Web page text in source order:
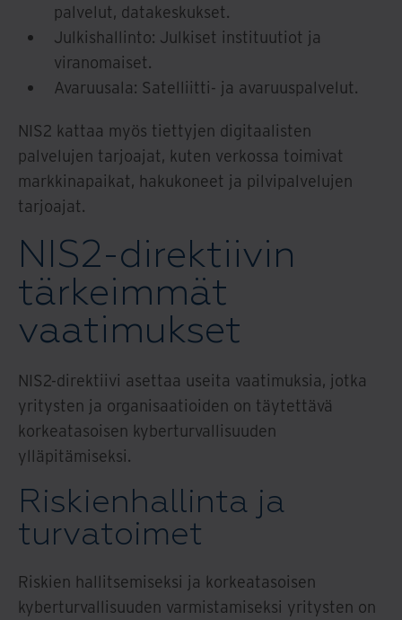
palvelut, datakeskukset.
Julkishallinto: Julkiset instituutiot ja
viranomaiset.
Avaruusala: Satelliitti- ja avaruuspalvelut.
NIS2 kattaa myös tiettyjen digitaalisten
palvelujen tarjoajat, kuten verkossa toimivat
markkinapaikat, hakukoneet ja pilvipalvelujen
tarjoajat.
NIS2-direktiivin
tärkeimmät
vaatimukset
NIS2-direktiivi asettaa useita vaatimuksia, jotka
yritysten ja organisaatioiden on täytettävä
korkeatasoisen kyberturvallisuuden
ylläpitämiseksi.
Riskienhallinta ja
turvatoimet
Riskien hallitsemiseksi ja korkeatasoisen
kyberturvallisuuden varmistamiseksi yritysten on